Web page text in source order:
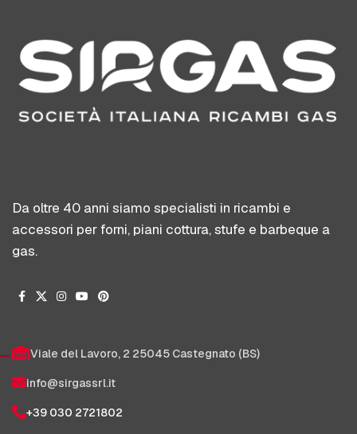
Da oltre 40 anni siamo specialisti in ricambi e
accessori per forni, piani cottura, stufe e barbeque a
gas.
Viale del Lavoro, 2 25045 Castegnato (BS)
info@sirgassrl.it
+39 030 2721802